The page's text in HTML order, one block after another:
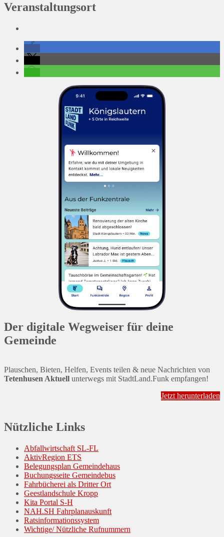
Veranstaltungsort
Der digitale Wegweiser für deine
Gemeinde
Plauschen, Bieten, Helfen, Events teilen & neue Nachrichten von
Tetenhusen Aktuell unterwegs mit StadtLand.Funk empfangen!
Jetzt herunterladen
Nützliche Links
Abfallwirtschaft SL-FL
AktivRegion ETS
Belegungsplan Gemeindehaus
Buchungsseite Gemeindebus
Fahrbücherei als Dritter Ort
Geestlandschule Kropp
Kita Portal S-H
NAH.SH Fahrplanauskunft
Ratsinformationssystem
Wichtige/ Nützliche Rufnummern